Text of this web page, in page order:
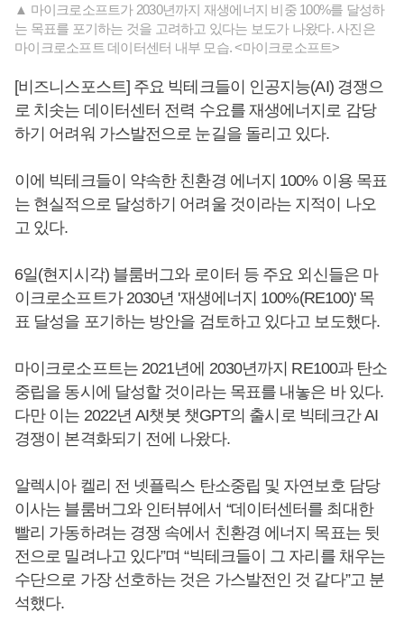
▲ 마이크로소프트가 2030년까지 재생에너지 비중 100%를 달성하
는 목표를 포기하는 것을 고려하고 있다는 보도가 나왔다. 사진은
마이크로소프트 데이터센터 내부 모습. <마이크로소프트>
[비즈니스포스트] 주요 빅테크들이 인공지능(AI) 경쟁으
로 치솟는 데이터센터 전력 수요를 재생에너지로 감당
하기 어려워 가스발전으로 눈길을 돌리고 있다.
이에 빅테크들이 약속한 친환경 에너지 100% 이용 목표
는 현실적으로 달성하기 어려울 것이라는 지적이 나오
고 있다.
6일(현지시각) 블룸버그와 로이터 등 주요 외신들은 마
이크로소프트가 2030년 '재생에너지 100%(RE100)' 목
표 달성을 포기하는 방안을 검토하고 있다고 보도했다.
마이크로소프트는 2021년에 2030년까지 RE100과 탄소
중립을 동시에 달성할 것이라는 목표를 내놓은 바 있다.
다만 이는 2022년 AI챗봇 챗GPT의 출시로 빅테크간 AI
경쟁이 본격화되기 전에 나왔다.
알렉시아 켈리 전 넷플릭스 탄소중립 및 자연보호 담당
이사는 블룸버그와 인터뷰에서 “데이터센터를 최대한
빨리 가동하려는 경쟁 속에서 친환경 에너지 목표는 뒷
전으로 밀려나고 있다”며 “빅테크들이 그 자리를 채우는
수단으로 가장 선호하는 것은 가스발전인 것 같다”고 분
석했다.